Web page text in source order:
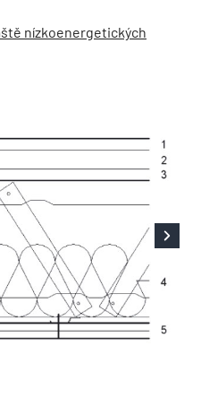
nízkoenergetických